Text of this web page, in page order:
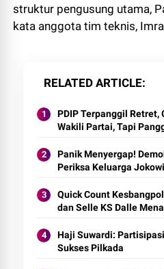
struktur pengusung utama,
kata anggota tim teknis,
RELATED ARTICLE
PDIP Terpanggil Retret,
Wakili Partai, Tapi
Panik Menyergap!
Periksa Keluarga Jokowi
Quick Count
dan Selle KS Dalle
Haji Suwardi:
Sukses Pilkada